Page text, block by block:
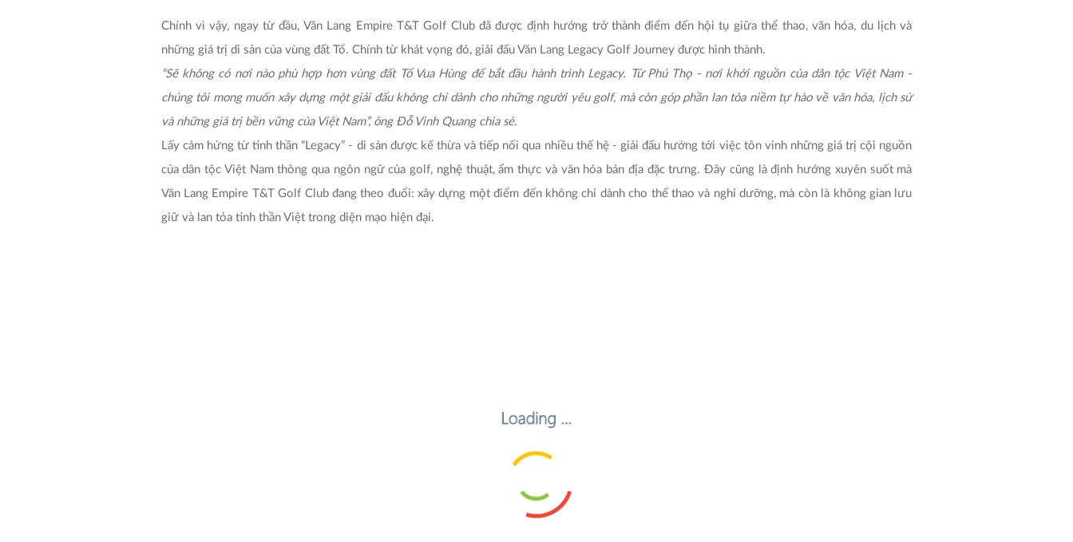
Chính vì vậy, ngay từ đầu, Văn Lang Empire T&T Golf Club đã được định hướng trở thành điểm đến hội tụ giữa thể thao, văn hóa, du lịch và
những giá trị di sản của vùng đất Tổ. Chính từ khát vọng đó, giải đấu Văn Lang Legacy Golf Journey được hình thành.
“Sẽ không có nơi nào phù hợp hơn vùng đất Tổ Vua Hùng để bắt đầu hành trình Legacy. Từ Phú Thọ - nơi khởi nguồn của dân tộc Việt Nam -
chúng tôi mong muốn xây dựng một giải đấu không chỉ dành cho những người yêu golf, mà còn góp phần lan tỏa niềm tự hào về văn hóa, lịch sử
và những giá trị bền vững của Việt Nam”, ông Đỗ Vinh Quang chia sẻ.
Lấy cảm hứng từ tinh thần “Legacy” - di sản được kế thừa và tiếp nối qua nhiều thế hệ - giải đấu hướng tới việc tôn vinh những giá trị cội nguồn
của dân tộc Việt Nam thông qua ngôn ngữ của golf, nghệ thuật, ẩm thực và văn hóa bản địa đặc trưng. Đây cũng là định hướng xuyên suốt mà
Văn Lang Empire T&T Golf Club đang theo đuổi: xây dựng một điểm đến không chỉ dành cho thể thao và nghỉ dưỡng, mà còn là không gian lưu
giữ và lan tỏa tinh thần Việt trong diện mạo hiện đại.